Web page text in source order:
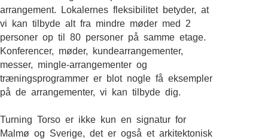
arrangement. Lokalernes fleksibilitet betyder, at
vi kan tilbyde alt fra mindre møder med 2
personer op til 80 personer på samme etage.
Konferencer, møder, kundearrangementer,
messer, mingle-arrangementer og
træningsprogrammer er blot nogle få eksempler
på de arrangementer, vi kan tilbyde dig.
Turning Torso er ikke kun en signatur for
Malmø og Sverige, det er også et arkitektonisk